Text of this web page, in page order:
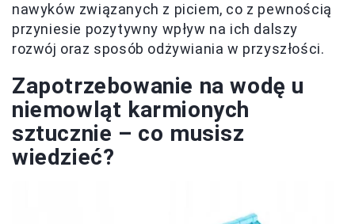
nawyków związanych z piciem, co z pewnością
przyniesie pozytywny wpływ na ich dalszy
rozwój oraz sposób odżywiania w przyszłości.
Zapotrzebowanie na wodę u
niemowląt karmionych
sztucznie – co musisz
wiedzieć?